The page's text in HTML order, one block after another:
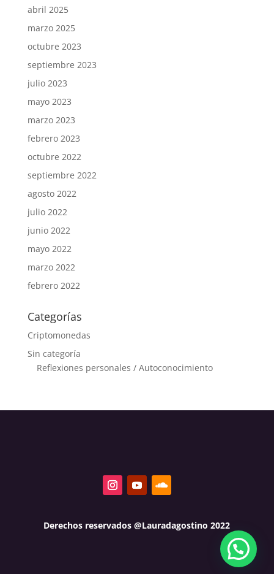
abril 2025
marzo 2025
octubre 2023
septiembre 2023
julio 2023
mayo 2023
marzo 2023
febrero 2023
octubre 2022
septiembre 2022
agosto 2022
julio 2022
junio 2022
mayo 2022
marzo 2022
febrero 2022
Categorías
Criptomonedas
Sin categoría
Reflexiones personales / Autoconocimiento
Derechos reservados @Lauradagostino 2022